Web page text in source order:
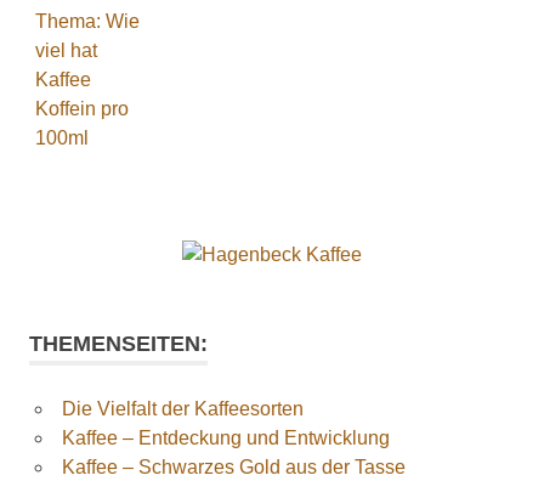
THEMENSEITEN:
Die Vielfalt der Kaffeesorten
Kaffee – Entdeckung und Entwicklung
Kaffee – Schwarzes Gold aus der Tasse